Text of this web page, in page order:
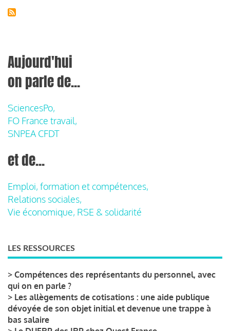
Aujourd'hui
on parle de...
SciencesPo,
FO France travail,
SNPEA CFDT
et de...
Emploi, formation et compétences,
Relations sociales,
Vie économique, RSE & solidarité
LES RESSOURCES
> Compétences des représentants du personnel, avec
qui on en parle ?
> Les allègements de cotisations : une aide publique
dévoyée de son objet initial et devenue une trappe à
bas salaire